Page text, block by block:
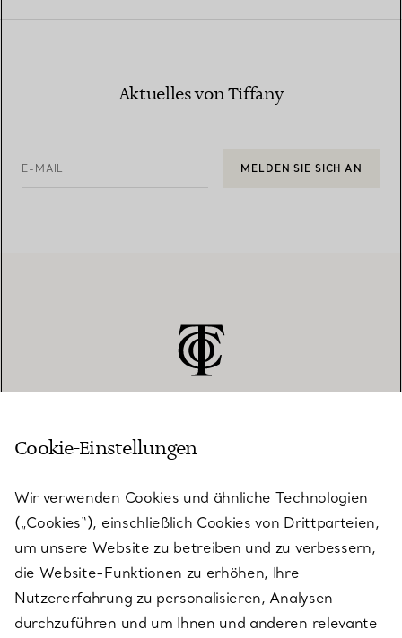
Aktuelles von Tiffany
E-MAIL MELDEN SIE SICH AN
KUNDENSERVICE
SERVICES
ÜBER TIFFANY & CO.
Cookie-Einstellungen
Wir verwenden Cookies und ähnliche Technologien
(„Cookies“), einschließlich Cookies von Drittparteien,
um unsere Website zu betreiben und zu verbessern,
die Website-Funktionen zu erhöhen, Ihre
Nutzererfahrung zu personalisieren, Analysen
durchzuführen und um Ihnen und anderen relevante